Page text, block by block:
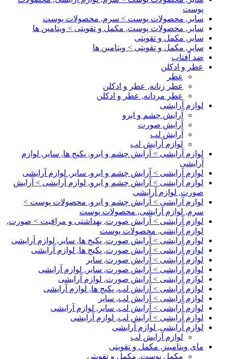
پوست
سایر, محصولات پوست > سرم, محصولات پوست
سایر, محصولات پوست, مکمل و تقویتی > ویتامین ها
سایر, مکمل و تقویتی
سایر, مکمل و تقویتی > ویتامین ها
ضد آفتاب
عطر و ادکلن
عطر
عطر زنانه, عطر و ادکلن
عطر مردانه, عطر و ادکلن
لوازم آرایشی
آرایش چشم و ابرو
آرایش صورت
آرایش لب
لوازم آرایش لب
لوازم آرایشی > آرایش چشم و ابرو, پکیج ها, سایر, لوازم
آرایشی
لوازم آرایشی > آرایش چشم و ابرو, سایر, لوازم آرایشی
لوازم آرایشی > آرایش چشم و ابرو, لوازم آرایشی > آرایش
صورت, لوازم آرایشی
لوازم آرایشی > آرایش چشم و ابرو, محصولات پوست >
سرم, لوازم آرایشی, محصولات پوست
لوازم آرایشی > آرایش صورت, بهداشتی و مراقبت > صورت,
لوازم آرایشی, محصولات پوست
لوازم آرایشی > آرایش صورت, پکیج ها, سایر, لوازم آرایشی
لوازم آرایشی > آرایش صورت, پکیج ها, لوازم آرایشی
لوازم آرایشی > آرایش صورت, سایر
لوازم آرایشی > آرایش صورت, سایر, لوازم آرایشی
لوازم آرایشی > آرایش صورت, لوازم آرایشی
لوازم آرایشی > آرایش لب, پکیج ها, لوازم آرایشی
لوازم آرایشی > آرایش لب, سایر
لوازم آرایشی > آرایش لب, سایر, لوازم آرایشی
لوازم آرایشی > آرایش لب, لوازم آرایشی
لوازم آرایشی, لوازم آرایشی
لوازم آرایش لب
مای ویتامینز, مکمل و تقویتی
مکمل پوست, مکمل و تقویتی